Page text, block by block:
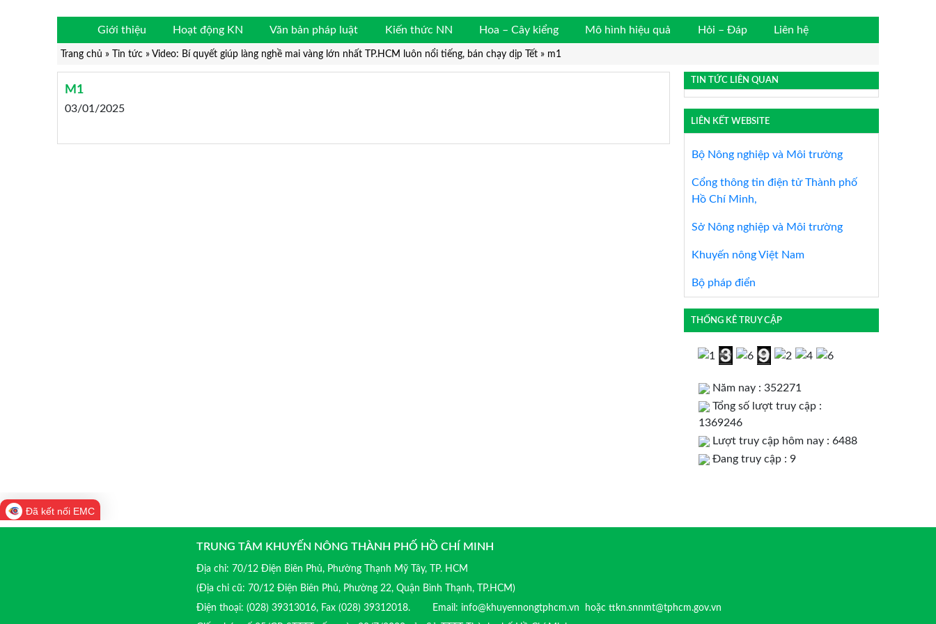
Giới thiệu Hoạt động KN Văn bản pháp luật Kiến thức NN Hoa – Cây kiểng Mô hình hiệu quả Hỏi – Đáp Liên hệ
Trang chủ » Tin tức» Video: Bí quyết giúp làng nghề mai vàng lớn nhất TP.HCM luôn nổi tiếng, bán chạy dịp Tết» m1
M1
03/01/2025
TIN TỨC LIÊN QUAN
LIÊN KẾT WEBSITE
Bộ Nông nghiệp và Môi trường
Cổng thông tin điện tử Thành phố
Hồ Chí Minh,
Sở Nông nghiệp và Môi trường
Khuyến nông Việt Nam
Bộ pháp điển
THỐNG KÊ TRUY CẬP
Năm nay : 352271
Tổng số lượt truy cập :
1369246
Lượt truy cập hôm nay : 6488
Đang truy cập : 9
Đã kết nối EMC
TRUNG TÂM KHUYẾN NÔNG THÀNH PHỐ HỒ CHÍ MINH
Địa chỉ: 70/12 Điện Biên Phủ, Phường Thạnh Mỹ Tây, TP. HCM
(Địa chỉ cũ: 70/12 Điện Biên Phủ, Phường 22, Quận Bình Thạnh, TP.HCM)
Điện thoại: (028) 39313016, Fax (028) 39312018. Email: info@khuyennongtphcm.vn hoặc ttkn.snnmt@tphcm.gov.vn